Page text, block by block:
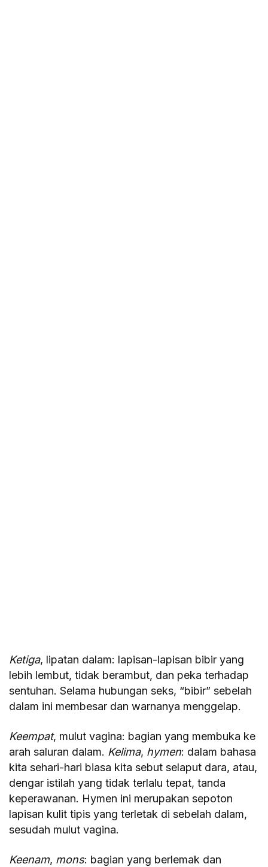
Ketiga, lipatan dalam: lapisan-lapisan bibir yang
lebih lembut, tidak berambut, dan peka terhadap
sentuhan. Selama hubungan seks, “bibir” sebelah
dalam ini membesar dan warnanya menggelap.
Keempat, mulut vagina: bagian yang membuka ke
arah saluran dalam. Kelima, hymen: dalam bahasa
kita sehari-hari biasa kita sebut selaput dara, atau,
dengar istilah yang tidak terlalu tepat, tanda
keperawanan. Hymen ini merupakan sepoton
lapisan kulit tipis yang terletak di sebelah dalam,
sesudah mulut vagina.
Keenam, mons: bagian yang berlemak dan